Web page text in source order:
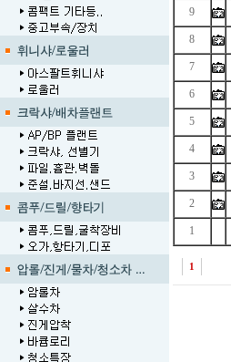
9
8
7
6
5
4
3
2
1
1